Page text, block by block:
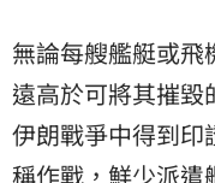
無論每艘艦艇或
遠高於可將其摧
伊朗戰爭中得到印
稱作戰，鮮少派